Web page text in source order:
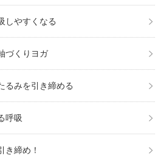
しやすくなる
づくりヨガ
るみを引き締める
呼吸
き締め！